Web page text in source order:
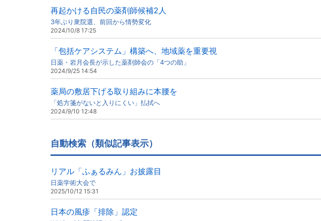
再起かける自民の薬剤師候補2人
3年ぶり衆院選、前回から情勢変化
2024/10/8 17:25
「包括ケアシステム」構築へ、地域薬を重要視
日薬・岩月会長が示した薬剤師会の「4つの助」
2024/9/25 14:54
薬局の敷居下げる取り組みに本腰を
「処方箋がないと入りにくい」払拭へ
2024/9/10 12:48
自動検索（類似記事表示）
リアル「ふぁるみん」お披露目
日薬学術大会で
2025/10/12 15:31
日本の風疹「排除」認定